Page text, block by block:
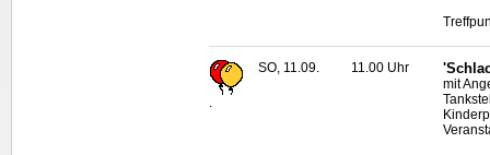
SO, 11.09. 11.00 Uhr
mit